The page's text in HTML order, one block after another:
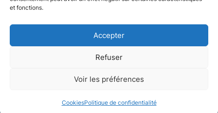
et fonctions.
Accepter
Refuser
Voir les préférences
CookiesPolitique de confidentialité
Conception et réalisation :Plate